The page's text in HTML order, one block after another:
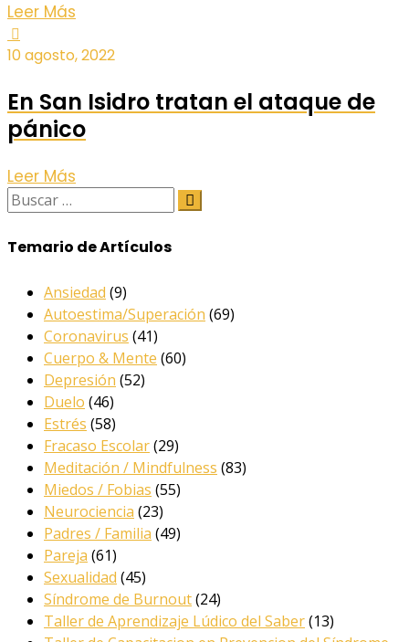
Leer Más
10 agosto, 2022
En San Isidro tratan el ataque de
pánico
Leer Más
Temario de Artículos
Ansiedad (9)
Autoestima/Superación (69)
Coronavirus (41)
Cuerpo & Mente (60)
Depresión (52)
Duelo (46)
Estrés (58)
Fracaso Escolar(29)
Meditación / Mindfulness (83)
Miedos / Fobias (55)
Neurociencia (23)
Padres / Familia (49)
Pareja (61)
Sexualidad (45)
Síndrome de Burnout(24)
Taller de Aprendizaje Lúdico del Saber(13)